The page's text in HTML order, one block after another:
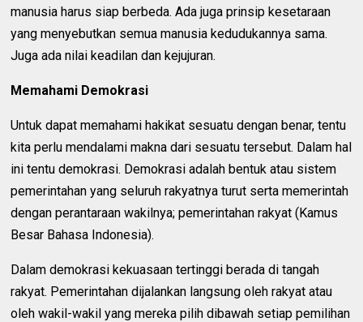
manusia harus siap berbeda. Ada juga prinsip kesetaraan
yang menyebutkan semua manusia kedudukannya sama.
Juga ada nilai keadilan dan kejujuran.
Memahami Demokrasi
Untuk dapat memahami hakikat sesuatu dengan benar, tentu
kita perlu mendalami makna dari sesuatu tersebut. Dalam hal
ini tentu demokrasi. Demokrasi adalah bentuk atau sistem
pemerintahan yang seluruh rakyatnya turut serta memerintah
dengan perantaraan wakilnya; pemerintahan rakyat (Kamus
Besar Bahasa Indonesia).
Dalam demokrasi kekuasaan tertinggi berada di tangah
rakyat. Pemerintahan dijalankan langsung oleh rakyat atau
oleh wakil-wakil yang mereka pilih dibawah setiap pemilihan